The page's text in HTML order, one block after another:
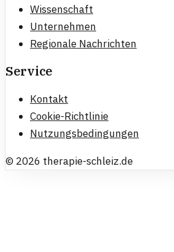
Wissenschaft
Unternehmen
Regionale Nachrichten
Service
Kontakt
Cookie-Richtlinie
Nutzungsbedingungen
© 2026 therapie-schleiz.de